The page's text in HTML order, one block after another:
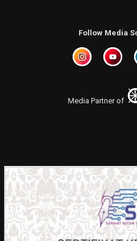
Follow Media
Media Partner of